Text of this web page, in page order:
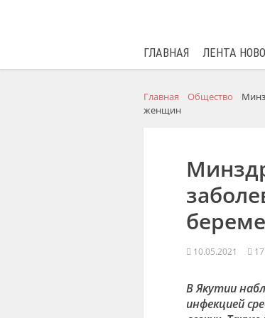
ГЛАВНАЯ ЛЕНТА
Главная Общество
женщин
10.05.2021
В Якутии
инфекцией